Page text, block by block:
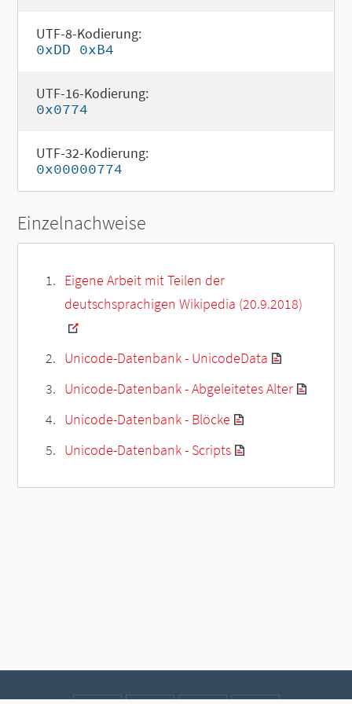
UTF-8-Kodierung:
0xDD 0xB4
UTF-16-Kodierung:
0x0774
UTF-32-Kodierung:
0x00000774
Einzelnachweise
Eigene Arbeit mit Teilen der
deutschsprachigen Wikipedia (20.9.2018)
Unicode-Datenbank - UnicodeData
Unicode-Datenbank - Abgeleitetes Alter
Unicode-Datenbank - Blöcke
Unicode-Datenbank - Scripts